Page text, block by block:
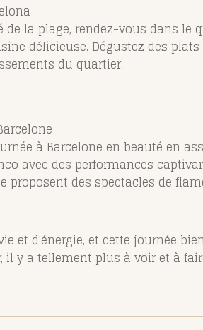
de la plage, rendez-vous dans le
délicieuse. Dégustez des
du quartier.
à Barcelone en beauté en
avec des performances
proposent des spectacles de
et d'énergie, et cette journée
il y a tellement plus à voir et à